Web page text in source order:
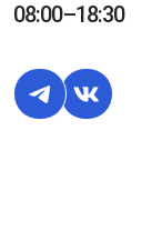
08:00–18:30